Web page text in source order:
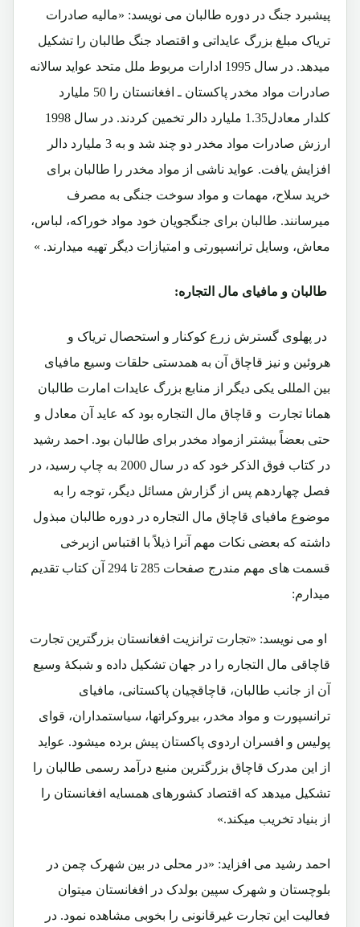
پیشبرد جنگ در دوره طالبان می نویسد: «مالیه صادرات
تریاک مبلغ بزرگ عایداتی و اقتصاد جنگ طالبان را تشکیل
میدهد. در سال 1995 ادارات مربوط ملل متحد عواید سالانه
صادرات مواد مخدر پاکستان ـ افغانستان را 50 ملیارد
کلدار معادل1.35 ملیارد دالر تخمین کردند. در سال 1998
ارزش صادرات مواد مخدر دو چند شد و به 3 ملیارد دالر
افزایش یافت. عواید ناشی از مواد مخدر را طالبان برای
خرید سلاح، مهمات و مواد سوخت جنگی به مصرف
میرسانند. طالبان برای جنگجویان خود مواد خوراکه، لباس،
معاش، وسایل ترانسپورتی و امتیازات دیگر تهیه میدارند. »
طالبان و مافیای مال التجاره:
در پهلوی گسترش زرع کوکنار و استحصال تریاک و
هروئین و نیز قاچاق آن به همدستی حلقات وسیع مافیای
بین المللی یکی دیگر از منابع بزرگ عایدات امارت طالبان
همانا تجارت و قاچاق مال التجاره بود که عاید آن معادل و
حتی بعضاً بیشتر ازمواد مخدر برای طالبان بود. احمد رشید
در کتاب فوق الذکر خود که در سال 2000 به چاپ رسید، در
فصل چهاردهم پس از گزارش مسائل دیگر، توجه را به
موضوع مافیای قاچاق مال التجاره در دوره طالبان مبذول
داشته که بعضی نکات مهم آنرا ذیلاً با اقتباس ازبرخی
قسمت های مهم مندرج صفحات 285 تا 294 آن کتاب تقدیم
میدارم:
او می نویسد: «تجارت ترانزیت افغانستان بزرگترین تجارت
قاچاقی مال التجاره را در جهان تشکیل داده و شبکۀ وسیع
آن از جانب طالبان، قاچاقچیان پاکستانی، مافیای
ترانسپورت و مواد مخدر، بیروکراتها، سیاستمداران، قوای
پولیس و افسران اردوی پاکستان پیش برده میشود. عواید
از این مدرک قاچاق بزرگترین منبع درآمد رسمی طالبان را
تشکیل میدهد که اقتصاد کشورهای همسایه افغانستان را
از بنیاد تخریب میکند.»
احمد رشید می افزاید: «در محلی در بین شهرک چمن در
بلوچستان و شهرک سپین بولدک در افغانستان میتوان
فعالیت این تجارت غیرقانونی را بخوبی مشاهده نمود. در